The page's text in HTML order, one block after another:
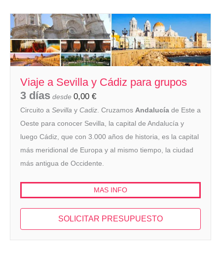
Viaje a Sevilla y Cádiz para grupos
3 días desde 0,00 €
Circuito a Sevilla y Cadiz . Cruzamos Andalucía de Este a
Oeste para conocer Sevilla, la capital de Andalucía y
luego Cádiz, que con 3.000 años de historia, es la capital
más meridional de Europa y al mismo tiempo, la ciudad
más antigua de Occidente.
MAS INFO
SOLICITAR PRESUPUESTO